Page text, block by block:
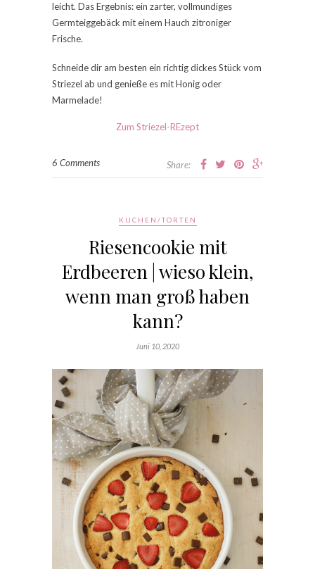
leicht. Das Ergebnis: ein zarter, vollmundiges
Germteiggebäck mit einem Hauch zitroniger
Frische.
Schneide dir am besten ein richtig dickes Stück vom
Striezel ab und genieße es mit Honig oder
Marmelade!
Zum Striezel-REzept
6 Comments Share:
KUCHEN/TORTEN
Riesencookie mit
Erdbeeren | wieso klein,
wenn man groß haben
kann?
Juni 10, 2020